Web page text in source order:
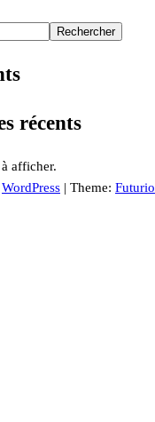
Rechercher
récents
afficher.
WordPress | Theme: Futurio